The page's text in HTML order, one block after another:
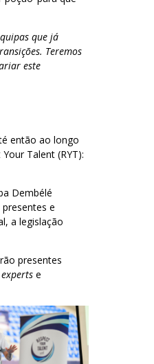
que já
Teremos
este
então ao longo
Talent (RYT):
Dembélé
e
a legislação
presentes
experts e